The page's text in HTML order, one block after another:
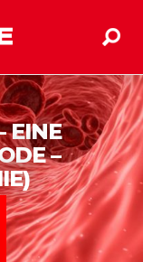
EINE
–